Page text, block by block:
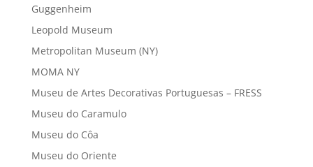
Guggenheim
Leopold Museum
Metropolitan Museum (NY)
MOMA NY
Museu de Artes Decorativas Portuguesas – FRESS
Museu do Caramulo
Museu do Côa
Museu do Oriente